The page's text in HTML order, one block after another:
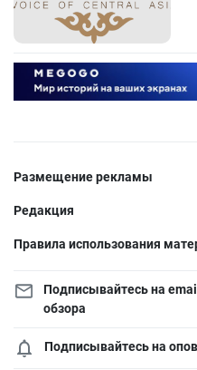
Размещение рекламы
Редакция
Правила использования
Подписывайтесь на
обзора
Подписывайтесь на